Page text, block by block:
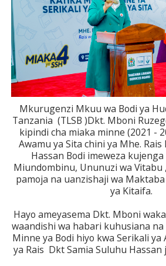
Mkurugenzi Mkuu wa Bodi ya
Tanzania (TLSB )Dkt. Mboni
kipindi cha miaka minne (2021 -
Awamu ya Sita chini ya Mhe.
Hassan Bodi imeweza
Miundombinu, Ununuzi wa Vitabu
pamoja na uanzishaji wa
ya Kitaifa.
Hayo ameyasema Dkt. Mboni
waandishi wa habari kuhusiana
Minne ya Bodi hiyo kwa Serikali ya
ya Rais Dkt Samia Suluhu Hassan